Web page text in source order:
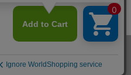
Industry co., ltd.